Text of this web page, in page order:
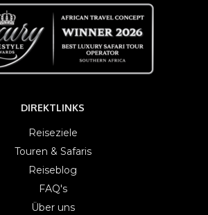
DIREKTLINKS
Reiseziele
Touren & Safaris
Reiseblog
FAQ's
Über uns